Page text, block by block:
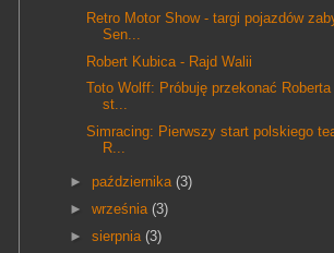
Retro Motor Show - targi pojazdów
Sen...
Robert Kubica - Rajd Walii
Toto Wolff: Próbuję przekonać
st...
Simracing: Pierwszy start polskiego
R...
► października (3)
► września (3)
► sierpnia (3)